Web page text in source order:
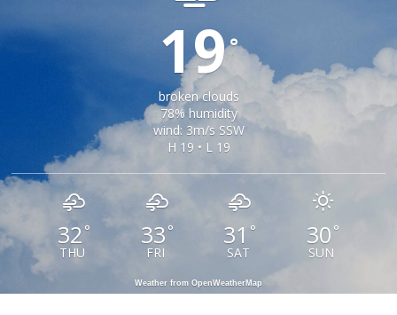
19°
broken clouds
78% humidity
wind: 3m/s SSW
H 19 • L 19
32 °
THU
33 °
FRI
31 °
SAT
30 °
SUN
Weather from OpenWeatherMap